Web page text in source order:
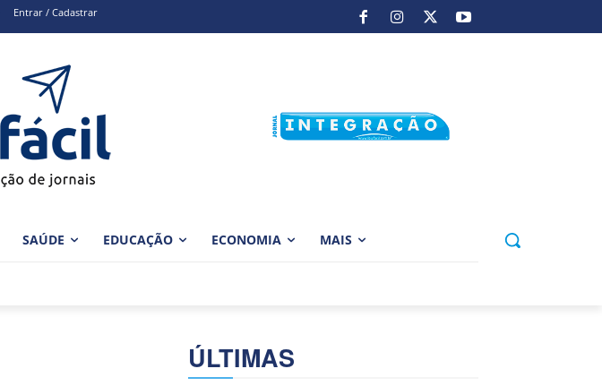
Entrar / Cadastrar
SAÚDE EDUCAÇÃO ECONOMIA MAIS
ÚLTIMAS